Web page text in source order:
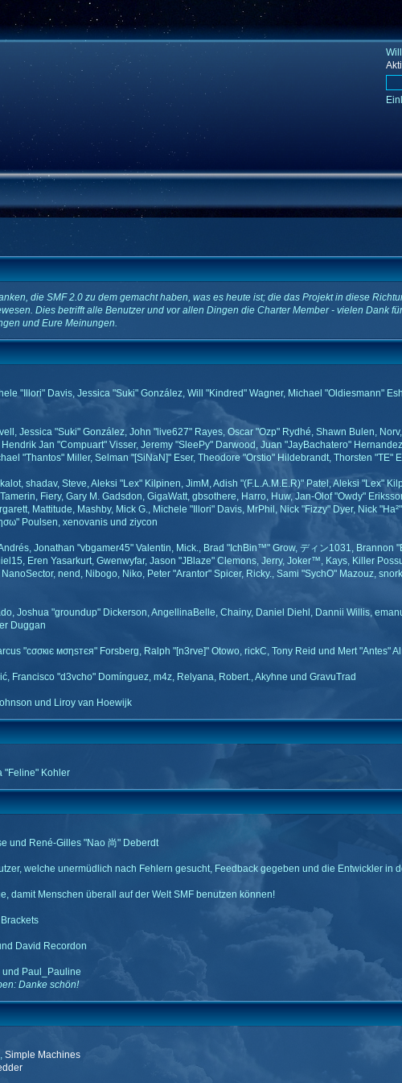
die SMF 2.0 zu dem gemacht haben, was es heute ist; die das Projekt in diese
Dies betrifft alle Benutzer und vor allen Dingen die Charter Member - vielen Dank
und Eure Meinungen.
"Illori" Davis, Jessica "Suki" González, Will "Kindred" Wagner, Michael "Oldiesmann"
Jessica "Suki" González, John "live627" Rayes, Oscar "Ozp" Rydhé, Shawn Bulen,
Jan "Compuart" Visser, Jeremy "SleePy" Darwood, Juan "JayBachatero"
"Thantos" Miller, Selman "[SiNaN]" Eser, Theodore "Orstio" Hildebrandt, Thorsten "TE"
shadav, Steve, Aleksi "Lex" Kilpinen, JimM, Adish "(F.L.A.M.E.R)" Patel, Aleksi "Lex"
Fiery, Gary M. Gadsdon, GigaWatt, gbsothere, Harro, Huw, Jan-Olof "Owdy"
Mattitude, Mashby, Mick G., Michele "Illori" Davis, MrPhil, Nick "Fizzy" Dyer, Nick
Poulsen, xenovanis und ziycon
Jonathan "vbgamer45" Valentin, Mick., Brad "IchBin™" Grow, ディン1031, Brannon
Eren Yasarkurt, Gwenwyfar, Jason "JBlaze" Clemons, Jerry, Joker™, Kays, Killer
nend, Nibogo, Niko, Peter "Arantor" Spicer, Ricky., Sami "SychO" Mazouz,
Joshua "groundup" Dickerson, AngellinaBelle, Chainy, Daniel Diehl, Dannii Willis,
Duggan
"cσσкιє мσηѕтєя" Forsberg, Ralph "[n3rve]" Otowo, rickC, Tony Reid und Mert "Antes"
Francisco "d3vcho" Domínguez, m4z, Relyana, Robert., Akyhne und GravuTrad
und Liroy van Hoewijk
"Feline" Kohler
und René-Gilles "Nao 尚" Deberdt
welche unermüdlich nach Fehlern gesucht, Feedback gegeben und die Entwickler in
damit Menschen überall auf der Welt SMF benutzen können!
David Recordon
Paul_Pauline
Danke schön!
, Simple Machines